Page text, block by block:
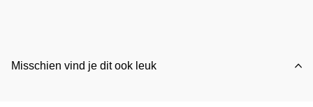
•Mouwen: Kort
Misschien vind je dit ook leuk